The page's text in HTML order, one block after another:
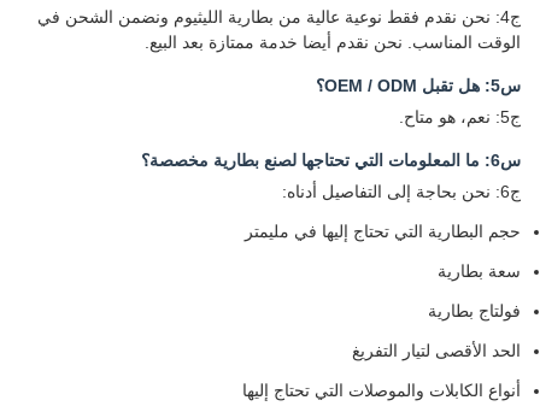
ج4: نحن نقدم فقط نوعية عالية من بطارية الليثيوم ونضمن الشحن في
الوقت المناسب. نحن نقدم أيضا خدمة ممتازة بعد البيع.
س5: هل تقبل OEM / ODM؟
ج5: نعم، هو متاح.
س6: ما المعلومات التي تحتاجها لصنع بطارية مخصصة؟
ج6: نحن بحاجة إلى التفاصيل أدناه:
حجم البطارية التي تحتاج إليها في مليمتر
سعة بطارية
فولتاج بطارية
الحد الأقصى لتيار التفريغ
أنواع الكابلات والموصلات التي تحتاج إليها